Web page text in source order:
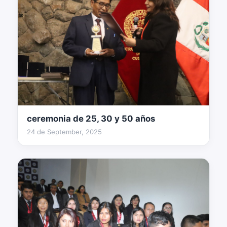
2 fotos
ceremonia de 25, 30 y 50 años
24 de September, 2025